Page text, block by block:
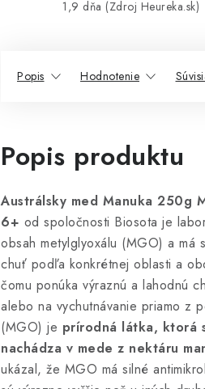
1,9 dňa (Zdroj Heureka.sk)
Popis Hodnotenie
Popis produktu
Austrálsky med Manuka 250g
6+ od spoločnosti Biosota je
obsah metylglyoxálu (MGO) a má
chuť podľa konkrétnej oblasti a
čomu ponúka výraznú a lahodnú
alebo na vychutnávanie priamo z
(MGO) je prírodná látka, ktorá
nachádza v mede z nektáru
ukázal, že MGO má silné